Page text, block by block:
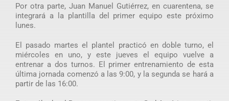
Por otra parte, Juan Manuel Gutiérrez, en cuarentena, se
integrará a la plantilla del primer equipo este próximo
lunes.
El pasado martes el plantel practicó en doble turno, el
miércoles en uno, y este jueves el equipo vuelve a
entrenar a dos turnos. El primer entrenamiento de esta
última jornada comenzó a las 9:00, y la segunda se hará a
partir de las 16:00.